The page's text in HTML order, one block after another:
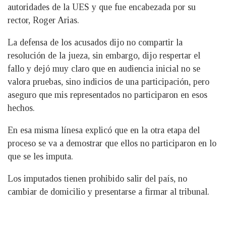
autoridades de la UES y que fue encabezada por su
rector, Roger Arias.
La defensa de los acusados dijo no compartir la
resolución de la jueza, sin embargo, dijo respertar el
fallo y dejó muy claro que en audiencia inicial no se
valora pruebas, sino indicios de una participación, pero
aseguro que mis representados no participaron en esos
hechos.
En esa misma línesa explicó que en la otra etapa del
proceso se va a demostrar que ellos no participaron en lo
que se les imputa.
Los imputados tienen prohibido salir del país, no
cambiar de domicilio y presentarse a firmar al tribunal.